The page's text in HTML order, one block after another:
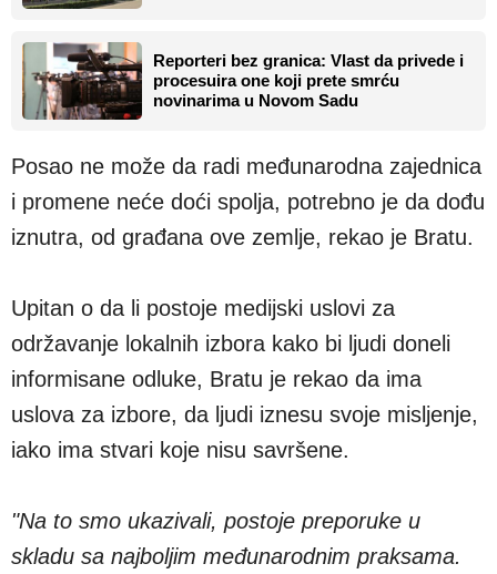
Reporteri bez granica: Vlast da privede i
procesuira one koji prete smrću
novinarima u Novom Sadu
Posao ne može da radi međunarodna zajednica
i promene neće doći spolja, potrebno je da dođu
iznutra, od građana ove zemlje, rekao je Bratu.
Upitan o da li postoje medijski uslovi za
održavanje lokalnih izbora kako bi ljudi doneli
informisane odluke, Bratu je rekao da ima
uslova za izbore, da ljudi iznesu svoje misljenje,
iako ima stvari koje nisu savršene.
"Na to smo ukazivali, postoje preporuke u
skladu sa najboljim međunarodnim praksama.